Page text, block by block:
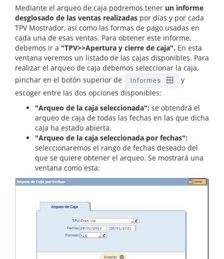
Mediante el arqueo de caja podremos tener un informe
desglosado de las ventas realizadas por días y por cada
TPV Mostrador, así como las formas de pago usadas en
cada una de esas ventas. Para obtener este informe,
debemos ir a "TPV>>Apertura y cierre de caja". En esta
ventana veremos un listado de las cajas disponibles. Para
realizar el arqueo de caja debemos seleccionar la caja,
pinchar en el botón superior de
y
escoger entre las dos opciones disponibles:
"Arqueo de la caja seleccionada": se obtendrá el
arqueo de caja de todas las fechas en las que dicha
caja ha estado abierta.
"Arqueo de la caja seleccionada por fechas":
seleccionaremos el rango de fechas deseado del
que se quiere obtener el arqueo. Se mostrará una
ventana como esta: